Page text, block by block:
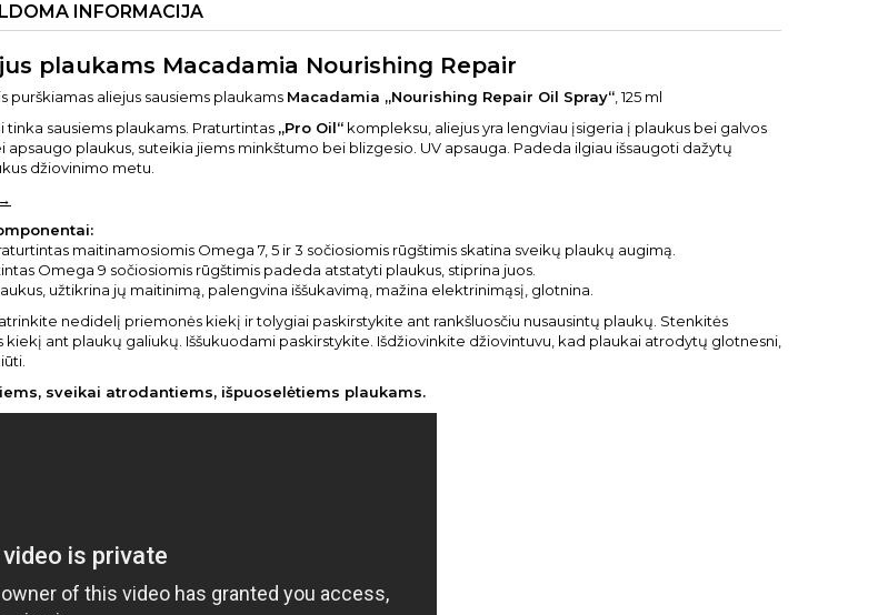
INFORMACIJA
plaukams Macadamia Nourishing Repair
purškiamas aliejus sausiems plaukams Macadamia „Nourishing Repair Oil Spray“ , 125 ml
sausiems plaukams. Praturtintas „Pro Oil“ kompleksu, aliejus yra lengviau įsigeria į plaukus bei galvos
plaukus, suteikia jiems minkštumo bei blizgesio. UV apsauga. Padeda ilgiau išsaugoti dažytų
džiovinimo metu.
maitinamosiomis Omega 7, 5 ir 3 sočiosiomis rūgštimis skatina sveikų plaukų augimą.
Omega 9 sočiosiomis rūgštimis padeda atstatyti plaukus, stiprina juos.
užtikrina jų maitinimą, palengvina iššukavimą, mažina elektrinimąsį, glotnina.
nedidelį priemonės kiekį ir tolygiai paskirstykite ant rankšluosčiu nusausintų plaukų. Stenkitės
ant plaukų galiukų. Iššukuodami paskirstykite. Išdžiovinkite džiovintuvu, kad plaukai atrodytų glotnesni,
sveikai atrodantiems, išpuoselėtiems plaukams.